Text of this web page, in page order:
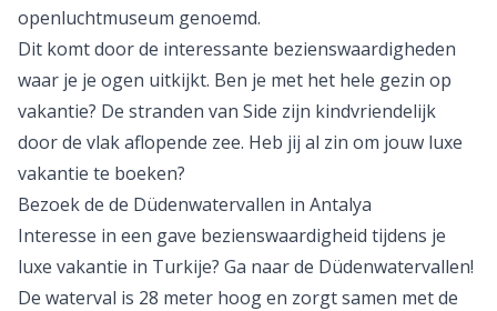
openluchtmuseum genoemd.
Dit komt door de interessante bezienswaardigheden
waar je je ogen uitkijkt. Ben je met het hele gezin op
vakantie? De stranden van Side zijn kindvriendelijk
door de vlak aflopende zee. Heb jij al zin om jouw luxe
vakantie te boeken?
Bezoek de de Düdenwatervallen in Antalya
Interesse in een gave bezienswaardigheid tijdens je
luxe vakantie in Turkije? Ga naar de Düdenwatervallen!
De waterval is 28 meter hoog en zorgt samen met de